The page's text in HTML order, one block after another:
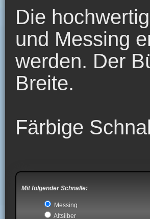
Die
und Messing
werden. Der
Breite.
Färbige
Mit folgender Schnalle:
Messing
Altsilber